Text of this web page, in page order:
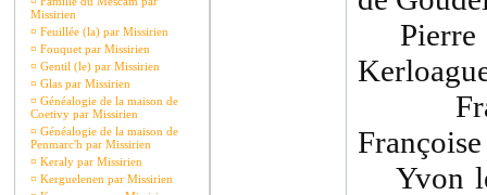
Missirien
¤ Feuillée (la) par Missirien
¤ Fouquet par Missirien
¤ Gentil (le) par Missirien
¤ Glas par Missirien
¤ Généalogie de la maison de
Coetivy par Missirien
¤ Généalogie de la maison de
Penmarc'h par Missirien
¤ Keraly par Missirien
¤ Kerguelenen par Missirien
Pierre
Yvon